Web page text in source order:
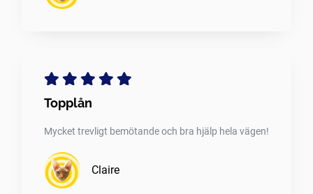
Topplån
Mycket trevligt bemötande och bra hjälp hela vägen!
Claire